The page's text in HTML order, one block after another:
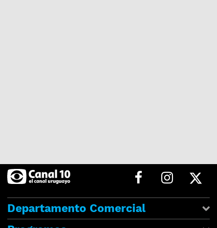
Departamento Comercial